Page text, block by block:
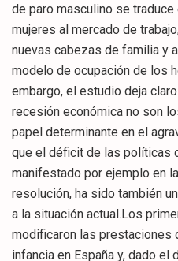
de paro masculino se
mujeres al mercado de
nuevas cabezas de familia y
modelo de ocupación de los
embargo, el estudio deja
recesión económica no son
papel determinante en el
que el déficit de las políticas
manifestado por ejemplo en
resolución, ha sido también
a la situación actual.Los
modificaron las prestaciones
infancia en España y, dado el